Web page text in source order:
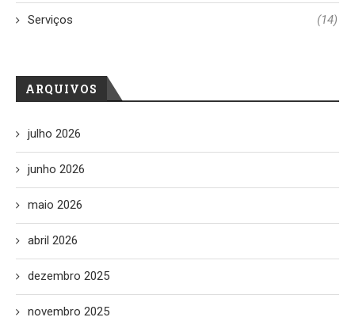
Serviços (14)
ARQUIVOS
julho 2026
junho 2026
maio 2026
abril 2026
dezembro 2025
novembro 2025